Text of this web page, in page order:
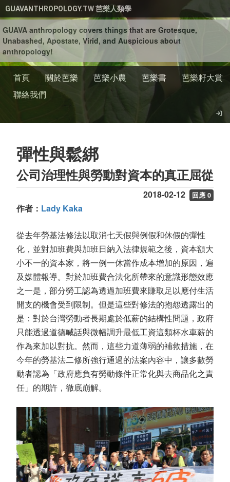
移至主內容
GUAVANTHROPOLOGY.TW 芭樂人類學
GUAVA anthropology covers things that are Grotesque,
Unabashed, Apostate, Virid, and Auspicious about
anthropology!
首頁 關於芭樂 芭樂小農 芭樂書
芭樂籽大賞
聯絡我們
彈性與鬆綁
公司治理性與勞動對資本的真正屈從
2018-02-12 回應 0
作者： Lady Kaka
從去年勞基法修法以取消七天假與例假和休假的彈性
化，並對加班費與加班日納入法律規範之後，資本額大
小不一的資本家，將一例一休當作成本增加的原因，遍
及媒體報導。對於加班費合法化所帶來的意識形態效應
之一是，部分勞工認為透過加班費來賺取足以應付生活
開支的機會受到限制。但是這些對修法的抱怨透露出的
是：對於台灣勞動者長期處於低薪的結構性問題，政府
只能透過道德喊話與微幅調升最低工資這類杯水車薪的
作為來加以對抗。然而，這些力道薄弱的補救措施，在
今年的勞基法二修所強行通過的法案內容中，讓多數勞
動者認為「政府應負有勞動條件正常化與去商品化之責
任」的期許，徹底崩解。